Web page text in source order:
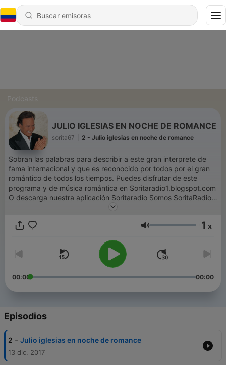
Podcasts
JULIO IGLESIAS EN NOCHE DE ROMANCE
sorita67 2 - Julio iglesias en noche de romance
Sobran las palabras para describir a este gran interprete de
fama internacional y que es reconocido por todos por el gran
romántico de todos los tiempos. Puedes disfrutar de este
programa y de música romántica en Soritaradio1.blogspot.com
O descarga nuestra aplicación Soritaradio Somos SoritaRadio
La radio que es para tì The radio That is for you
Volumen 1 x
00:00 00:00
Episodios
2 - Julio iglesias en noche de romance
13 dic. 2017